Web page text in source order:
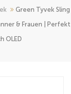
Green Tyvek Sling
& Frauen | Perfekt
OLED